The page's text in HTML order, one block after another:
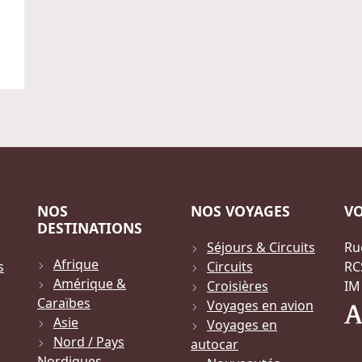
NOS
DESTINATIONS
Afrique
Amérique &
Caraïbes
Asie
Nord / Pays
NOS VOYAGES
Séjours & Circuits
Circuits
Croisières
Voyages en avion
Voyages en
autocar